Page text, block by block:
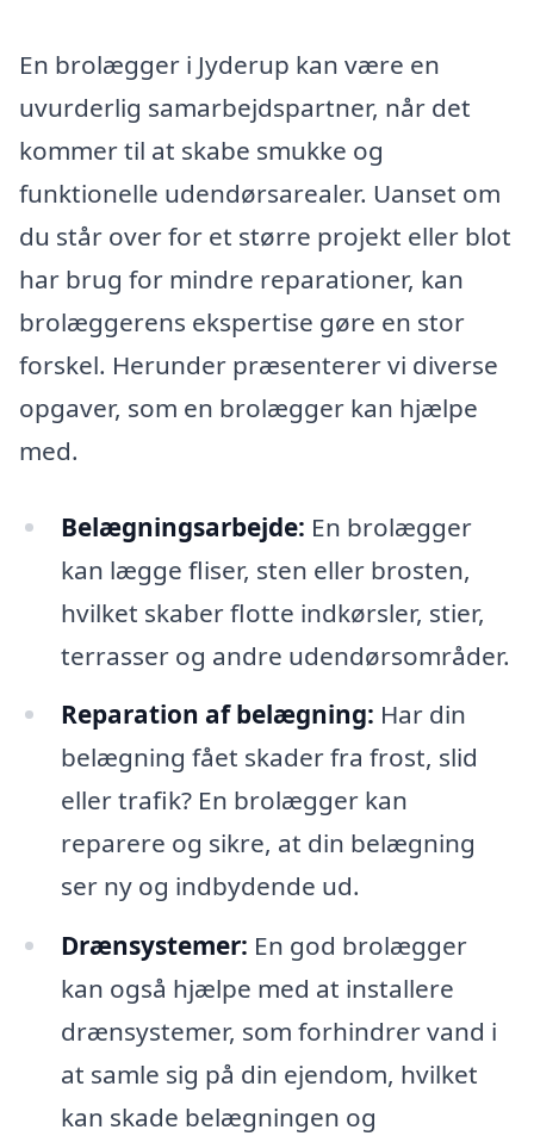
En brolægger i Jyderup kan være en
uvurderlig samarbejdspartner, når det
kommer til at skabe smukke og
funktionelle udendørsarealer. Uanset om
du står over for et større projekt eller blot
har brug for mindre reparationer, kan
brolæggerens ekspertise gøre en stor
forskel. Herunder præsenterer vi diverse
opgaver, som en brolægger kan hjælpe
med.
Belægningsarbejde: En brolægger
kan lægge fliser, sten eller brosten,
hvilket skaber flotte indkørsler, stier,
terrasser og andre udendørsområder.
Reparation af belægning: Har din
belægning fået skader fra frost, slid
eller trafik? En brolægger kan
reparere og sikre, at din belægning
ser ny og indbydende ud.
Drænsystemer: En god brolægger
kan også hjælpe med at installere
drænsystemer, som forhindrer vand i
at samle sig på din ejendom, hvilket
kan skade belægningen og